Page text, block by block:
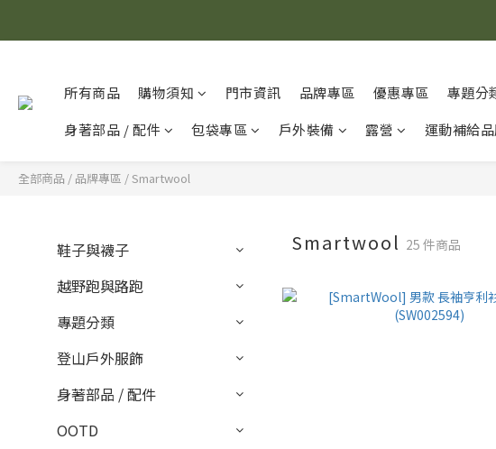
🌟
所有商品 購物須知 門市資訊 品牌專區 優惠專區 專題分
身著部品 / 配件
包袋專區 戶外裝備 露營 運動補給
全部商品 / 品牌專區 /Smartwool
鞋子與襪子
越野跑與路跑
專題分類
登山戶外服飾
身著部品 / 配件
OOTD
Smartwool 25 件商品